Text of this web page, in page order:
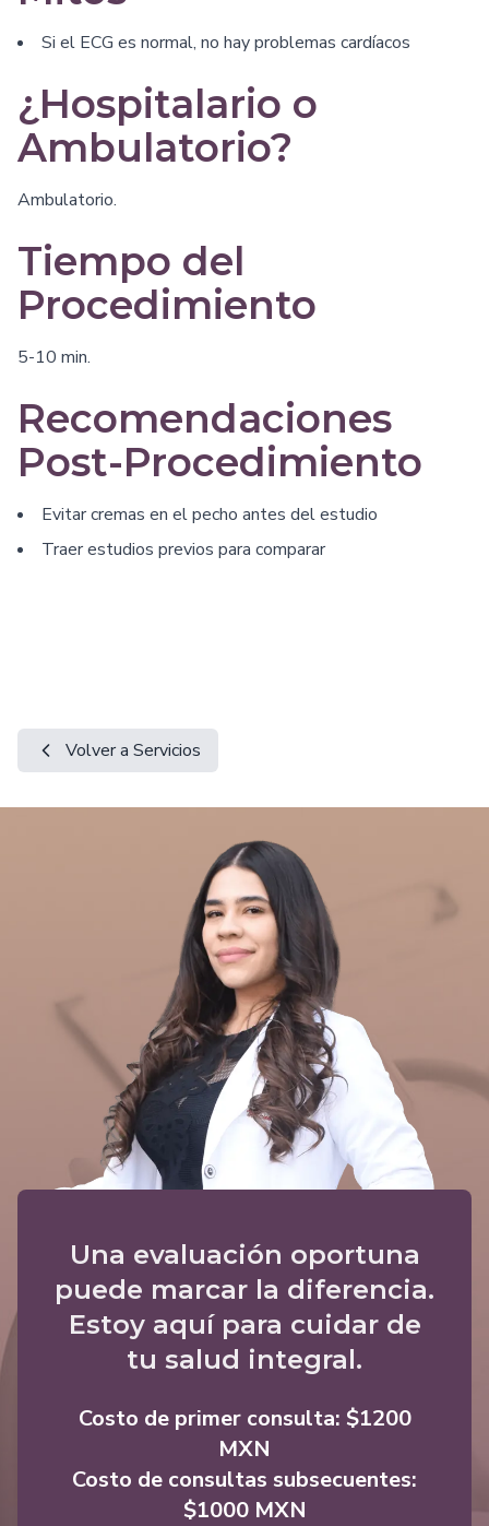
Si el ECG es normal, no hay problemas cardíacos
¿Hospitalario o
Ambulatorio?
Ambulatorio.
Tiempo del
Procedimiento
5-10 min.
Recomendaciones
Post-Procedimiento
Evitar cremas en el pecho antes del estudio
Traer estudios previos para comparar
Volver a Servicios
Una evaluación oportuna
puede marcar la diferencia.
Estoy aquí para cuidar de
tu salud integral.
Costo de primer consulta: $1200
MXN
Costo de consultas subsecuentes:
$1000 MXN